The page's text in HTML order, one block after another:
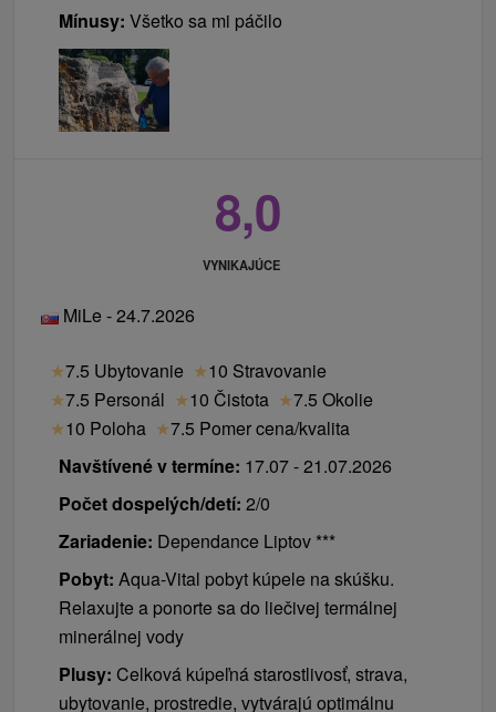
Mínusy: Všetko sa mi páčilo
8,0
VYNIKAJÚCE
MiLe - 24.7.2026
★7.5 Ubytovanie ★10 Stravovanie
★7.5 Personál ★10 Čistota ★7.5 Okolie
★10 Poloha ★7.5 Pomer cena/kvalita
Navštívené v termíne: 17.07 - 21.07.2026
Počet dospelých/detí: 2/0
Zariadenie: Dependance Liptov ***
Pobyt: Aqua-Vital pobyt kúpele na skúšku.
Relaxujte a ponorte sa do liečivej termálnej
minerálnej vody
Plusy: Celková kúpeľná starostlivosť, strava,
ubytovanie, prostredie, vytvárajú optimálnu